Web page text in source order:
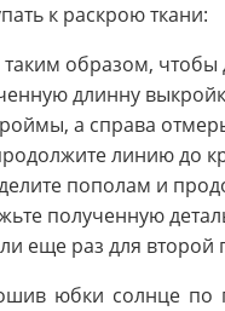
к раскрою ткани:
образом, чтобы
длинну
а справа
линию до
пополам и
полученную
еще раз для
юбки солнце по